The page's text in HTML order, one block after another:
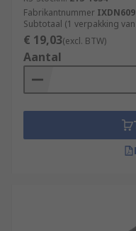
Fabrikantnummer
Subtotaal (1 verpakking
€ 19,03(excl. BTW)
Aantal